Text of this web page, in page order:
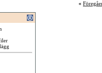
«